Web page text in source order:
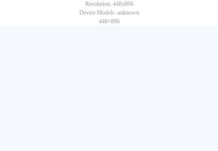
Resolution: 448x896
Device Models: unknown
448×896